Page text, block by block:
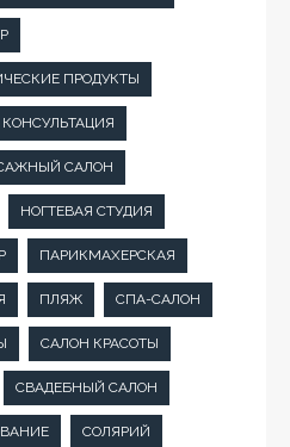
ПРОДУКТЫ
САЛОН
НОГТЕВАЯ СТУДИЯ
ПАРИКМАХЕРСКАЯ
ПЛЯЖ СПА-САЛОН
САЛОН КРАСОТЫ
СВАДЕБНЫЙ САЛОН
СОЛЯРИЙ